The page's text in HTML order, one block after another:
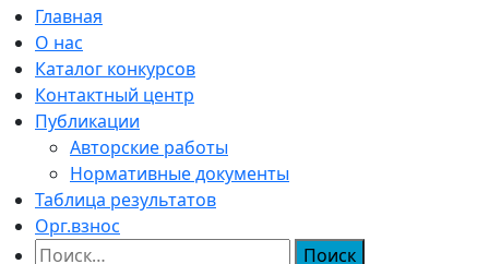
Главная
О нас
Каталог конкурсов
Контактный центр
Публикации
Авторские работы
Нормативные документы
Таблица результатов
Орг.взнос
Найти: